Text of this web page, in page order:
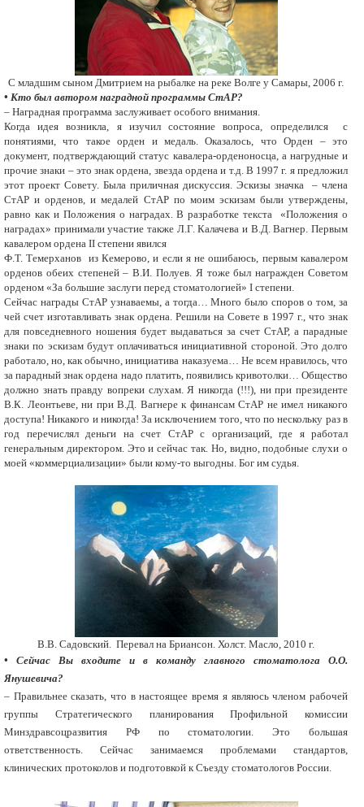
C младшим сыном Дмитрием на рыбалке на реке Волге у Самары, 2006 г.
• Кто был автором наградной программы СтАР?
– Наградная программа заслуживает особого внимания.
Когда идея возникла, я изучил состояние вопроса, определился с
понятиями, что такое орден и медаль. Оказалось, что Орден – это
документ, подтверждающий статус кавалера-орденоносца, а нагрудные и
прочие знаки – это знак ордена, звезда ордена и т.д. В 1997 г. я предложил
этот проект Совету. Была приличная дискуссия. Эскизы значка – члена
СтАР и орденов, и медалей СтАР по моим эскизам были утверждены,
равно как и Положения о наградах. В разработке текста «Положения о
наградах» принимали участие также Л.Г. Калачева и В.Д. Вагнер. Первым
кавалером ордена II степени явился
Ф.Т. Темерханов из Кемерово, и если я не ошибаюсь, первым кавалером
орденов обеих степеней – В.И. Полуев. Я тоже был награжден Советом
орденом «За большие заслуги перед стоматологией» I степени.
Сейчас награды СтАР узнаваемы, а тогда… Много было споров о том, за
чей счет изготавливать знак ордена. Решили на Совете в 1997 г., что знак
для повседневного ношения будет выдаваться за счет СтАР, а парадные
знаки по эскизам будут оплачиваться инициативной стороной. Это долго
работало, но, как обычно, инициатива наказуема… Не всем нравилось, что
за парадный знак ордена надо платить, появились кривотолки… Общество
должно знать правду вопреки слухам. Я никогда (!!!), ни при президенте
В.К. Леонтьеве, ни при В.Д. Вагнере к финансам СтАР не имел никакого
доступа! Никакого и никогда! За исключением того, что по нескольку раз в
год перечислял деньги на счет СтАР с организаций, где я работал
генеральным директором. Это и сейчас так. Но, видно, подобные слухи о
моей «коммерциализации» были кому-то выгодны. Бог им судья.
В.В. Садовский. Перевал на Бриансон. Холст. Масло, 2010 г.
• Сейчас Вы входите и в команду главного стоматолога О.О.
Янушевича?
– Правильнее сказать, что в настоящее время я являюсь членом рабочей
группы Стратегического планирования Профильной комиссии
Минздравсоцразвития РФ по стоматологии. Это большая
ответственность. Сейчас занимаемся проблемами стандартов,
клинических протоколов и подготовкой к Съезду стоматологов России.